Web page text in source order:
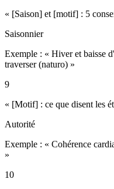
« [Saison] et [motif] : 5
Saisonnier
Exemple : « Hiver et baisse
traverser (naturo) »
9
« [Motif] : ce que disent les
Autorité
Exemple : « Cohérence
»
10